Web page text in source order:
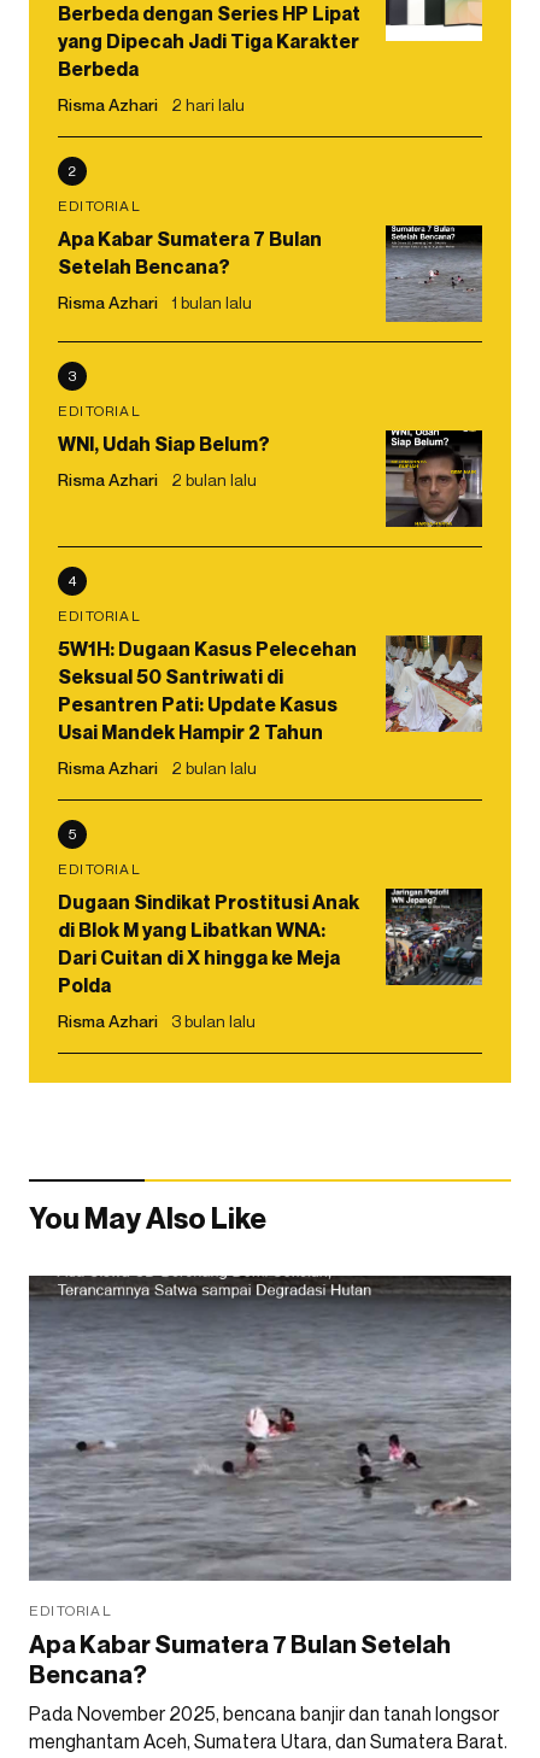
Berbeda dengan Series HP Lipat
yang Dipecah Jadi Tiga Karakter
Berbeda
Risma Azhari 2 hari lalu
2
EDITORIAL
Apa Kabar Sumatera 7 Bulan
Setelah Bencana?
Risma Azhari 1 bulan lalu
3
EDITORIAL
WNI, Udah Siap Belum?
Risma Azhari 2 bulan lalu
4
EDITORIAL
5W1H: Dugaan Kasus Pelecehan
Seksual 50 Santriwati di
Pesantren Pati: Update Kasus
Usai Mandek Hampir 2 Tahun
Risma Azhari 2 bulan lalu
5
EDITORIAL
Dugaan Sindikat Prostitusi Anak
di Blok M yang Libatkan WNA:
Dari Cuitan di X hingga ke Meja
Polda
Risma Azhari 3 bulan lalu
You May Also Like
EDITORIAL
Apa Kabar Sumatera 7 Bulan Setelah
Bencana?
Pada November 2025, bencana banjir dan tanah longsor
menghantam Aceh, Sumatera Utara, dan Sumatera Barat.